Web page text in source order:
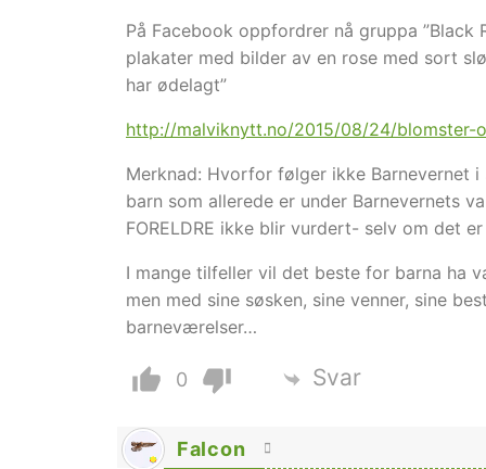
På Facebook oppfordrer nå gruppa
plakater med bilder av en rose med sort
har ødelagt”
http://malviknytt.no/2015/08/24/blomster-
Merknad: Hvorfor følger ikke Barnevernet
barn som allerede er under Barnevernets
FORELDRE ikke blir vurdert- selv om det
I mange tilfeller vil det beste for barna ha
men med sine søsken, sine venner, sine
barneværelser…
0 Svar
Falcon